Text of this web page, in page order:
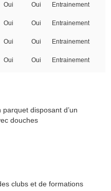
Oui Oui
Entrainement
Oui Oui Entrainement
Oui Oui
Entrainement
Oui Oui Entrainement
disposant d’un
douches
clubs et de formations